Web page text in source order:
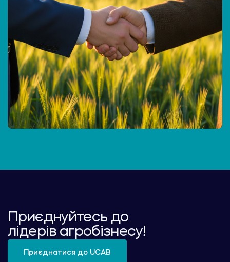
Приєднуйтесь до
лідерів агробізнесу!
Приєднатися до UCAB